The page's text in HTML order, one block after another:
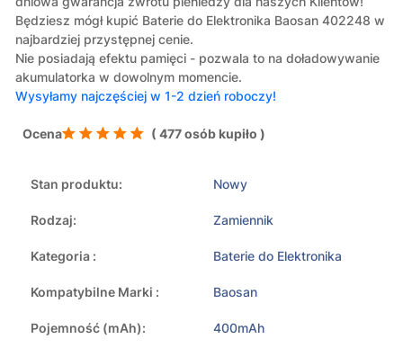
Będziesz mógł kupić Baterie do Elektronika Baosan 402248 w
najbardziej przystępnej cenie.
Nie posiadają efektu pamięci - pozwala to na doładowywanie
akumulatorka w dowolnym momencie.
Wysyłamy najczęściej w 1-2 dzień roboczy!
Ocena ( 477 osób kupiło )
Stan produktu: Nowy
Rodzaj: Zamiennik
Kategoria : Baterie do Elektronika
Kompatybilne Marki : Baosan
Pojemność (mAh):
400mAh